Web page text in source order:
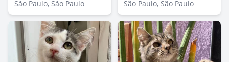
São Paulo, São Paulo São Paulo, São Paulo